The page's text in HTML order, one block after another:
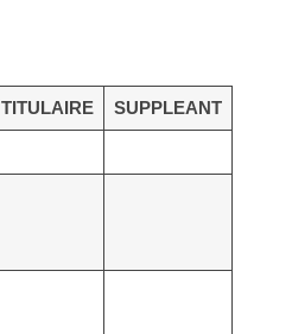
TITULAIRE SUPPLEANT